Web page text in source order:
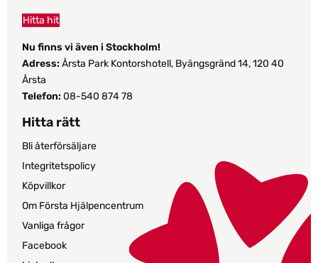
Hitta hit
Nu finns vi även i Stockholm!
Adress: Årsta Park Kontorshotell, Byängsgränd 14, 120 40
Årsta
Telefon: 08-540 874 78
Hitta rätt
Bli återförsäljare
Integritetspolicy
Köpvillkor
Om Första Hjälpencentrum
Vanliga frågor
Facebook